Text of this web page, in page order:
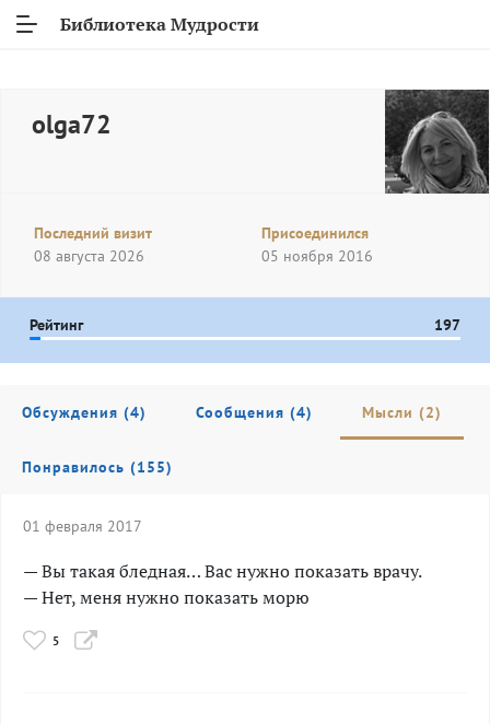
Библиотека Мудрости
olga72
Последний визит
08 августа 2026
Присоединился
05 ноября 2016
Рейтинг 197
Обсуждения (4) Сообщения (4) Мысли (2)
Понравилось (155)
01 февраля 2017
— Вы такая бледная… Вас нужно показать врачу.
— Нет, меня нужно показать морю
5